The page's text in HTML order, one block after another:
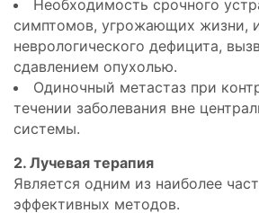
Необходимость срочного
симптомов, угрожающих жизни,
неврологического дефицита,
сдавлением опухолью.
Одиночный метастаз при
течении заболевания вне
системы.
2. Лучевая терапия
Является одним из наиболее
эффективных методов.